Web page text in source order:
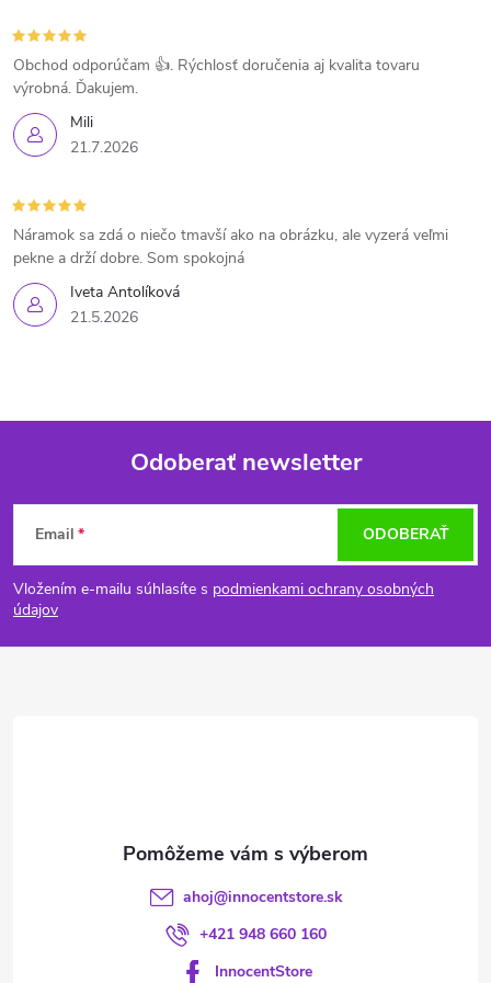
Mili
21.7.2026
Obchod odporúčam 👍. Rýchlosť doručenia aj kvalita tovaru
výrobná. Ďakujem.
Iveta Antolíková
21.5.2026
Náramok sa zdá o niečo tmavší ako na obrázku, ale vyzerá veľmi
pekne a drží dobre. Som spokojná
Z
á
p
Odoberať newsletter
Email
Vložením e-mailu súhlasíte s podmienkami ochrany osobných
údajov
ODOBERAŤ
ahoj@innocentstore.sk
+421 948 660 160
InnocentStore